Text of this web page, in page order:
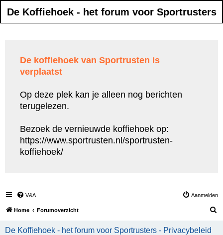
De Koffiehoek - het forum voor Sportrusters
De koffiehoek van Sportrusten is
verplaatst
Op deze plek kan je alleen nog berichten
terugelezen.
Bezoek de vernieuwde koffiehoek op:
https://www.sportrusten.nl/sportrusten-
koffiehoek/
V&A Aanmelden
Home Forumoverzicht
De Koffiehoek - het forum voor Sportrusters - Privacybeleid